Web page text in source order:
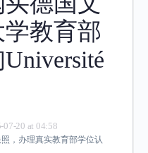
教育部
07-20 at 04:58
，办理真实教育部学位认